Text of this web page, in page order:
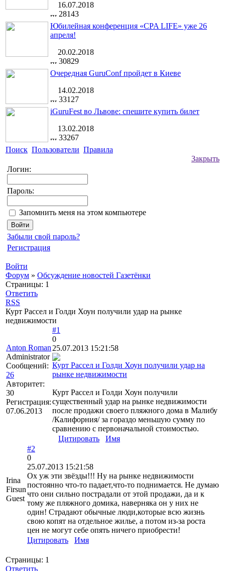
16.07.2018
28143
Юбилейная конференция «CPA LIFE» уже 26
апреля!
20.02.2018
30829
Очередная GuruConf пройдет в Киеве
14.02.2018
33127
iGuruFest во Львове: спешите купить билет
13.02.2018
33267
Поиск Пользователи Правила
Закрыть
Логин:
Пароль:
Запомнить меня на этом компьютере
Забыли свой пароль?
Регистрация
Войти
Форум » Обсуждение новостей Газетёнки
Страницы: 1
Ответить
RSS
Курт Рассел и Голди Хоун получили удар на рынке
недвижимости
Anton Roman
Administrator
Сообщений:
26
Авторитет:
30
Регистрация:
07.06.2013
#1
0
25.07.2013 15:21:58
Курт Рассел и Голди Хоун получили удар на
рынке недвижимости
Курт Рассел и Голди Хоун получили
существенный удар на рынке недвижимости
после продажи своего пляжного дома в Малибу
/Калифорния/ за гораздо меньшую сумму по
сравнению с первоначальной стоимостью.
Цитировать
Имя
Irina
Firsun
Guest
#2
0
25.07.2013 15:21:58
Ох уж эти звёзды!!! Ну на рынке недвижимости
постоянно что-то падает,что-то поднимается. Не думаю
что они сильно пострадали от этой продажи, да и к
тому же пляжного домика, наверняка он у них не
один! Страдают обычные люди,которые всю жизнь
свою копят на отдельное жилье, а потом из-за роста
цен не могут себе опять ничего приобрести!
Цитировать
Имя
Страницы: 1
Ответить